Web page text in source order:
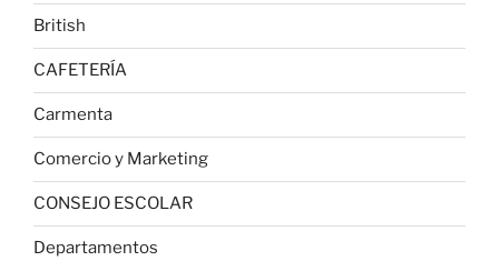
British
CAFETERÍA
Carmenta
Comercio y Marketing
CONSEJO ESCOLAR
Departamentos